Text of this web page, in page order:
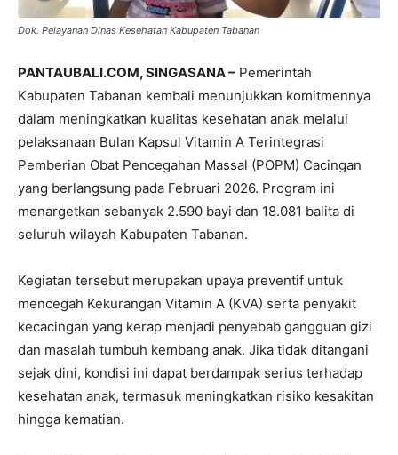
Dok. Pelayanan Dinas Kesehatan Kabupaten Tabanan
PANTAUBALI.COM, SINGASANA – Pemerintah
Kabupaten Tabanan kembali menunjukkan komitmennya
dalam meningkatkan kualitas kesehatan anak melalui
pelaksanaan Bulan Kapsul Vitamin A Terintegrasi
Pemberian Obat Pencegahan Massal (POPM) Cacingan
yang berlangsung pada Februari 2026. Program ini
menargetkan sebanyak 2.590 bayi dan 18.081 balita di
seluruh wilayah Kabupaten Tabanan.
Kegiatan tersebut merupakan upaya preventif untuk
mencegah Kekurangan Vitamin A (KVA) serta penyakit
kecacingan yang kerap menjadi penyebab gangguan gizi
dan masalah tumbuh kembang anak. Jika tidak ditangani
sejak dini, kondisi ini dapat berdampak serius terhadap
kesehatan anak, termasuk meningkatkan risiko kesakitan
hingga kematian.